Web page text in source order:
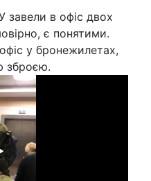
завели в офіс двох
є понятими.
у бронежилетах,
зброєю.